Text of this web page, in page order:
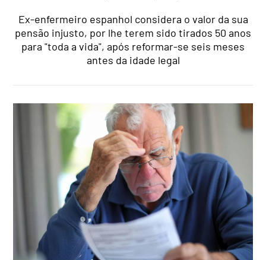
Ex-enfermeiro espanhol considera o valor da sua
pensão injusto, por lhe terem sido tirados 50 anos
para "toda a vida", após reformar-se seis meses
antes da idade legal